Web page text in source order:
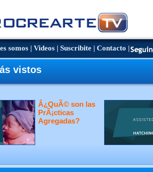
somos | Videos | Suscribite | Contacto |
vistos
Â¿QuÃ© son las
PrÃ¡cticas
Agregadas?